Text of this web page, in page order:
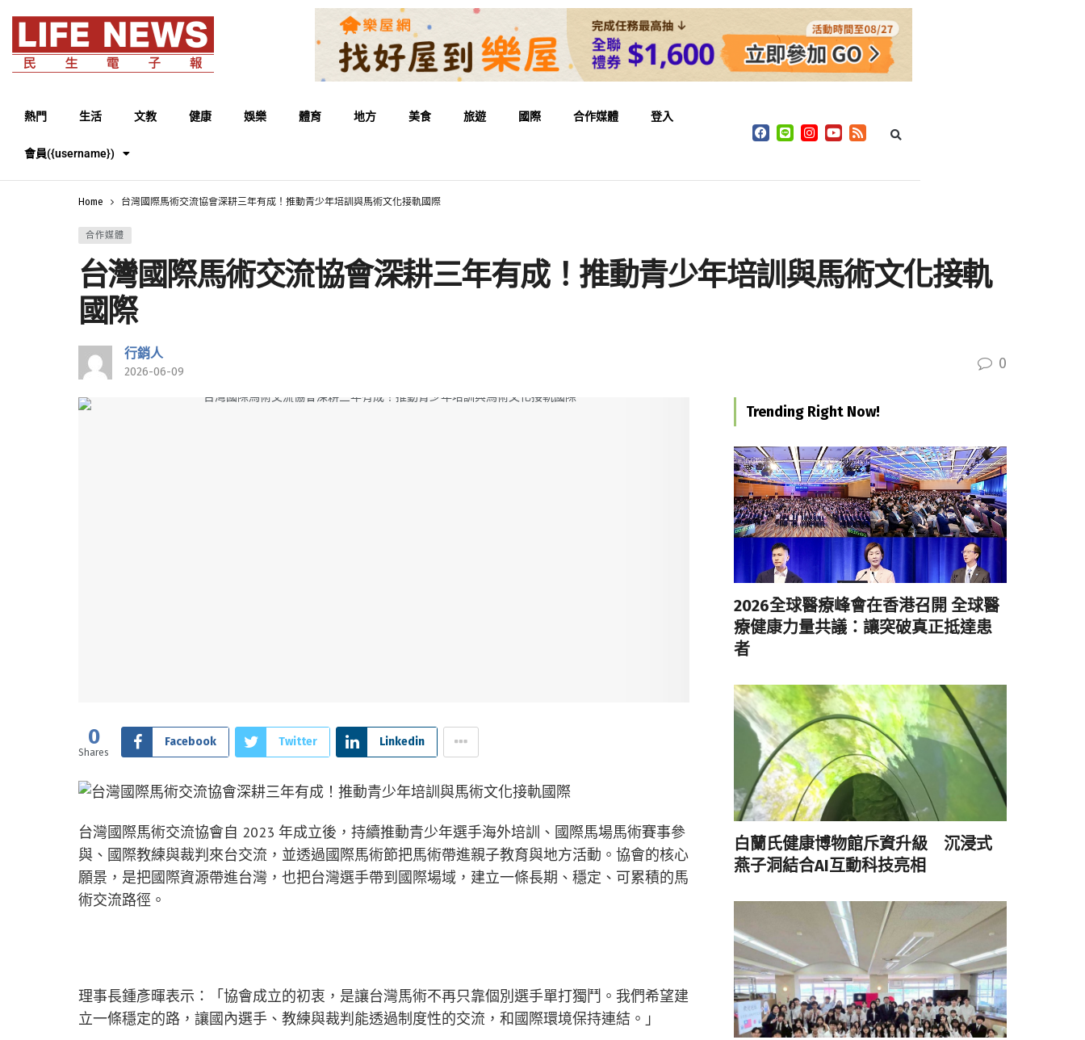
熱門 生活 文教 健康 娛樂 體育 地方 美食 旅遊 國際 合作媒體 登入
會員({username})
Home 台灣國際馬術交流協會深耕三年有成！推動青少年培訓與馬術文化接軌國際
合作媒體
台灣國際馬術交流協會深耕三年有成！推動青少年培訓與馬術文化接軌
國際
行銷人
2026-06-09 0
0
Shares
Facebook Twitter Linkedin
台灣國際馬術交流協會自 2023 年成立後，持續推動青少年選手海外培訓、國際馬場馬術賽事參
與、國際教練與裁判來台交流，並透過國際馬術節把馬術帶進親子教育與地方活動。協會的核心
願景，是把國際資源帶進台灣，也把台灣選手帶到國際場域，建立一條長期、穩定、可累積的馬
術交流路徑。
理事長鍾彥暉表示：「協會成立的初衷，是讓台灣馬術不再只靠個別選手單打獨鬥。我們希望建
立一條穩定的路，讓國內選手、教練與裁判能透過制度性的交流，和國際環境保持連結。」
Trending Right Now!
2026全球醫療峰會在香港召開 全球醫
療健康力量共議：讓突破真正抵達患
者
白蘭氏健康博物館斥資升級 沉浸式
燕子洞結合AI互動科技亮相